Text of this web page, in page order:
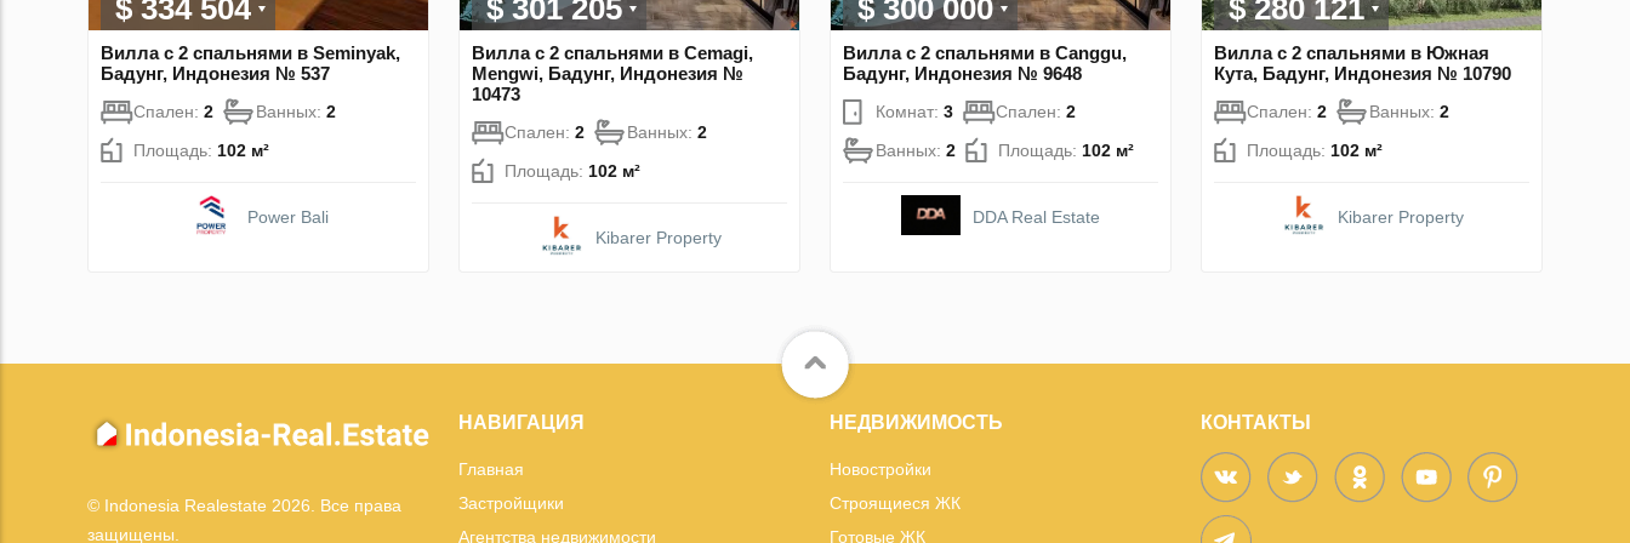
$ 334 504
Вилла с 2 спальнями в Seminyak,
Бадунг, Индонезия № 537
Спален: 2 Ванных: 2
Площадь: 102 м²
Power Bali
$ 301 205
Вилла с 2 спальнями в Cemagi,
Mengwi, Бадунг, Индонезия №
10473
Спален: 2 Ванных: 2
Площадь: 102 м²
Kibarer Property
$ 300 000
Вилла с 2 спальнями в Canggu,
Бадунг, Индонезия № 9648
Комнат: 3 Спален: 2
Ванных: 2 Площадь: 102 м²
DDA Real Estate
$ 280 121
Вилла с 2 спальнями в Южная
Кута, Бадунг, Индонезия № 10790
Спален: 2 Ванных: 2
Площадь: 102 м²
Kibarer Property
© Indonesia Realestate 2026. Все права
защищены.
НАВИГАЦИЯ
Главная
Застройщики
Агентства недвижимости
НЕДВИЖИМОСТЬ
Новостройки
Строящиеся ЖК
Готовые ЖК
КОНТАКТЫ